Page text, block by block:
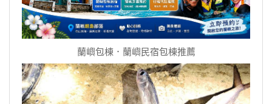
蘭嶼包棟．蘭嶼民宿包棟推薦